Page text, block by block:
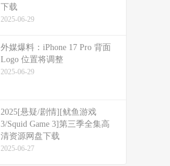
下载
2025-06-29
外媒爆料：​​iPhone 17 Pro 背面
Logo 位置将调整​​
2025-06-29
2025[悬疑/剧情][鱿鱼游戏
3/Squid Game 3]第三季全集高
清资源网盘下载
2025-06-27